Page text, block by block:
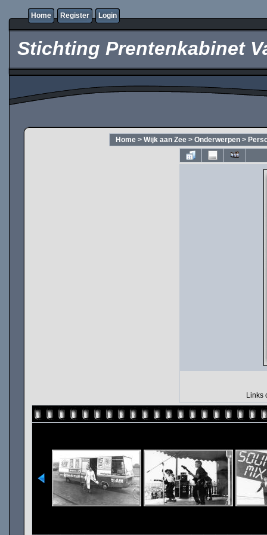
Home Register Login
Stichting Prentenkabinet
Home > Wijk aan Zee > Onderwerpen >
Links